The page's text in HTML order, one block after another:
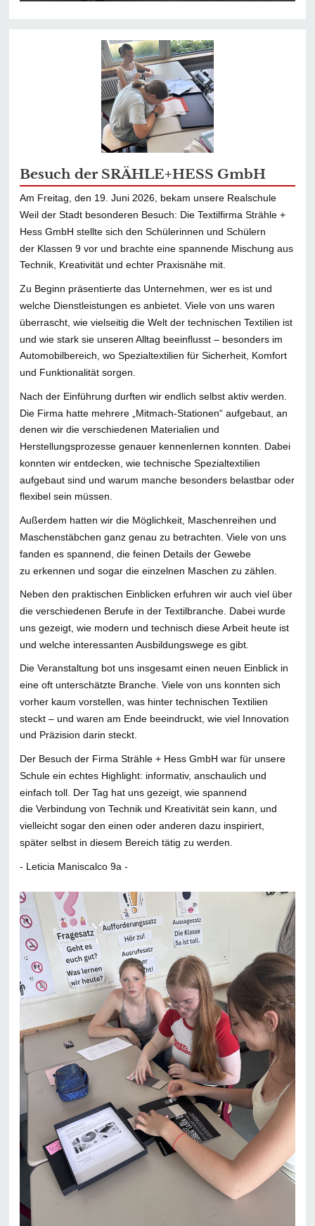
Besuch der SRÄHLE+HESS GmbH
Am Freitag, den 19. Juni 2026, bekam unsere Realschule
Weil der Stadt besonderen Besuch: Die Textilfirma Strähle +
Hess GmbH stellte sich den Schülerinnen und Schülern
der Klassen 9 vor und brachte eine spannende Mischung aus
Technik, Kreativität und echter Praxisnähe mit.
Zu Beginn präsentierte das Unternehmen, wer es ist und
welche Dienstleistungen es anbietet. Viele von uns waren
überrascht, wie vielseitig die Welt der technischen Textilien ist
und wie stark sie unseren Alltag beeinflusst – besonders im
Automobilbereich, wo Spezialtextilien für Sicherheit, Komfort
und Funktionalität sorgen.
Nach der Einführung durften wir endlich selbst aktiv werden.
Die Firma hatte mehrere „Mitmach-Stationen“ aufgebaut, an
denen wir die verschiedenen Materialien und
Herstellungsprozesse genauer kennenlernen konnten. Dabei
konnten wir entdecken, wie technische Spezialtextilien
aufgebaut sind und warum manche besonders belastbar oder
flexibel sein müssen.
Außerdem hatten wir die Möglichkeit, Maschenreihen und
Maschenstäbchen ganz genau zu betrachten. Viele von uns
fanden es spannend, die feinen Details der Gewebe
zu erkennen und sogar die einzelnen Maschen zu zählen.
Neben den praktischen Einblicken erfuhren wir auch viel über
die verschiedenen Berufe in der Textilbranche. Dabei wurde
uns gezeigt, wie modern und technisch diese Arbeit heute ist
und welche interessanten Ausbildungswege es gibt.
Die Veranstaltung bot uns insgesamt einen neuen Einblick in
eine oft unterschätzte Branche. Viele von uns konnten sich
vorher kaum vorstellen, was hinter technischen Textilien
steckt – und waren am Ende beeindruckt, wie viel Innovation
und Präzision darin steckt.
Der Besuch der Firma Strähle + Hess GmbH war für unsere
Schule ein echtes Highlight: informativ, anschaulich und
einfach toll. Der Tag hat uns gezeigt, wie spannend
die Verbindung von Technik und Kreativität sein kann, und
vielleicht sogar den einen oder anderen dazu inspiriert,
später selbst in diesem Bereich tätig zu werden.
- Leticia Maniscalco 9a -